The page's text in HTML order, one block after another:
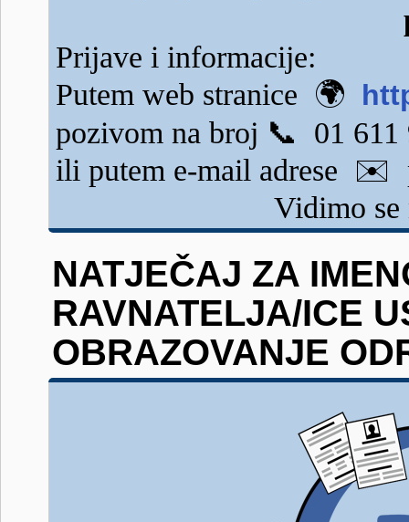
Prijave i informacije:
Putem web stranice 🌍
pozivom na broj 📞 01 611
ili putem e-mail adrese ✉️
Vidimo
NATJEČAJ ZA
RAVNATELJA/ICE
OBRAZOVANJE